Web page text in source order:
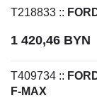
T218833 ::
1 420,46 BYN
T409734 ::
F-MAX